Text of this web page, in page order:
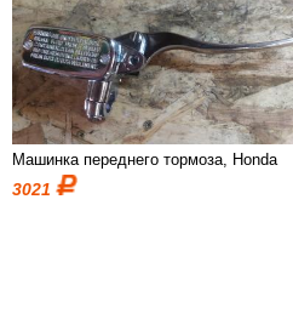
Машинка переднего тормоза, Honda
3021